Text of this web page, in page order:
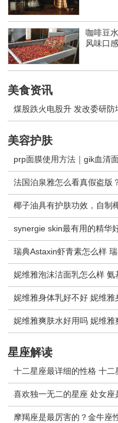
咖啡豆
风味口
美食资讯
煤股跌火电股升 发改委研防
美容护肤
prp面膜使用方法｜gik血清
法国泊泉雅怎么看真假盗版
椰子油具有护肤功效，自制
synergie skin最有用的精华
瑞典Astaxin虾青素怎么样
妮维雅泡沫洁面乳怎么样 氨
妮维雅身体乳好不好 妮维雅
妮维雅爽肤水好用吗 妮维雅
星座解读
十二星座最详细的性格 十
喜欢独一无二的星座 处女
摩羯座是最厉害的？金牛座